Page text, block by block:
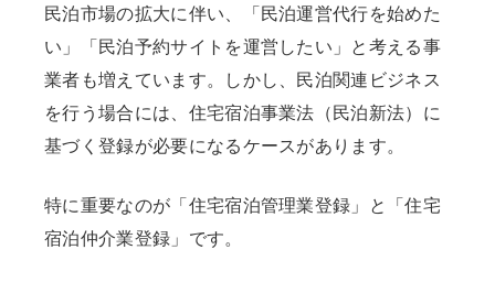
民泊市場の拡大に伴い、「民泊運営代行を始めた
い」「民泊予約サイトを運営したい」と考える事
業者も増えています。しかし、民泊関連ビジネス
を行う場合には、住宅宿泊事業法（民泊新法）に
基づく登録が必要になるケースがあります。
特に重要なのが「住宅宿泊管理業登録」と「住宅
宿泊仲介業登録」です。